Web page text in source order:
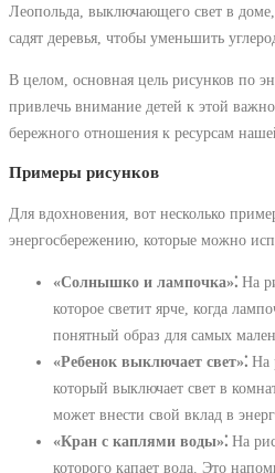
Леопольда, выключающего свет в
садят деревья, чтобы уменьшить
В целом, основная цель рисунков по
привлечь внимание детей к этой
бережного отношения к ресурсам
Примеры рисунков
Для вдохновения, вот несколько
энергосбережению, которые можно
«Солнышко и лампочка»⁚ На
которое светит ярче, когда
понятный образ для самых
«Ребенок выключает свет»⁚ На
который выключает свет в
может внести свой вклад в
«Кран с каплями воды»⁚ На
которого капает вода. Это